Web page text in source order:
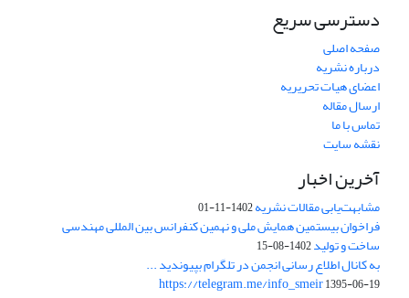
دسترسی سریع
صفحه اصلی
درباره نشریه
اعضای هیات تحریریه
ارسال مقاله
تماس با ما
نقشه سایت
آخرین اخبار
مشابهت‌یابی مقالات نشریه1402-11-01
فراخوان بیستمین همایش ملی و نهمین کنفرانس بین المللی مهندسی
ساخت و تولید1402-08-15
به کانال اطلاع رسانی انجمن در تلگرام بپیوندید ...
https://telegram.me/info_smeir1395-06-19